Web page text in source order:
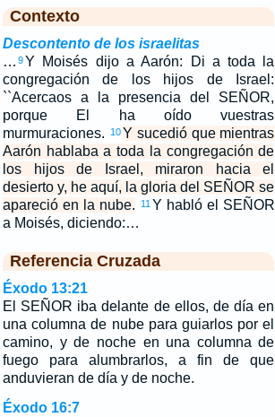
Contexto
Descontento de los israelitas
… 9Y Moisés dijo a Aarón: Di a toda la
congregación de los hijos de Israel:
``Acercaos a la presencia del SEÑOR,
porque El ha oído vuestras
murmuraciones.
10Y sucedió que mientras
Aarón hablaba a toda la congregación de
los hijos de Israel, miraron hacia el
desierto y, he aquí, la gloria del SEÑOR se
apareció en la nube.
11 Y habló el SEÑOR
a Moisés, diciendo:…
Referencia Cruzada
Éxodo 13:21
El SEÑOR iba delante de ellos, de día en
una columna de nube para guiarlos por el
camino, y de noche en una columna de
fuego para alumbrarlos, a fin de que
anduvieran de día y de noche.
Éxodo 16:7